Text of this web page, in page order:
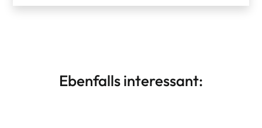
Ebenfalls interessant: